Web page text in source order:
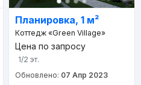
Планировка, 1 м²
Коттедж «Green Village»
Цена по запросу
1/2 эт.
Обновлено: 07 Апр 2023